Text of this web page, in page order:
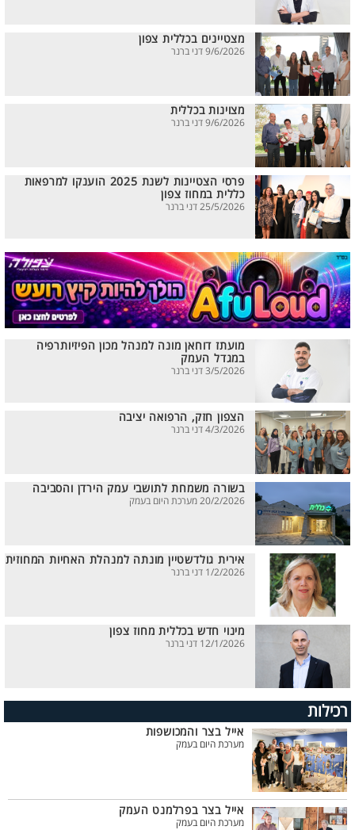
מצטיינים בכללית צפון
9/6/2026 דני ברנר
מצוינות בכללית
9/6/2026 דני ברנר
פרסי הצטיינות לשנת 2025 הוענקו למרפאות
כללית במחוז צפון
25/5/2026 דני ברנר
מועתז דוחאן מונה למנהל מכון הפיזיותרפיה
במגדל העמק
3/5/2026 דני ברנר
הצפון חזק, הרפואה יציבה
4/3/2026 דני ברנר
בשורה משמחת לתושבי עמק הירדן והסביבה
20/2/2026 מערכת היום בעמק
אירית גולדשטיין מונתה למנהלת האחיות המחוזית
1/2/2026 דני ברנר
מינוי חדש בכללית מחוז צפון
12/1/2026 דני ברנר
רכילות
אייל בצר והמכושפות
מערכת היום בעמק
אייל בצר בפרלמנט העמק
מערכת היום בעמק